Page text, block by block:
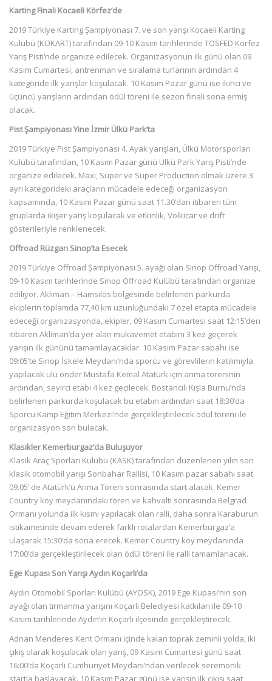
Karting Finali Kocaeli Körfez’de
2019 Türkiye Karting Şampiyonası 7. ve son yarışı Kocaeli Karting
Kulübü (KOKART) tarafından 09-10 Kasım tarihlerinde TOSFED Körfez
Yarış Pisti‘nde organize edilecek. Organizasyonun ilk günü olan 09
Kasım Cumartesi, antrenman ve sıralama turlarının ardından 4
kategoride ilk yarışlar koşulacak. 10 Kasım Pazar günü ise ikinci ve
üçüncü yarışların ardından ödül töreni ile sezon finali sona ermiş
olacak.
Pist Şampiyonası Yine İzmir Ülkü Park’ta
2019 Türkiye Pist Şampiyonası 4. Ayak yarışları, Ülkü Motorsporları
Kulübü tarafından, 10 Kasım Pazar günü Ülkü Park Yarış Pisti’nde
organize edilecek. Maxi, Süper ve Super Production olmak üzere 3
ayrı kategorideki araçların mücadele edeceği organizasyon
kapsamında, 10 Kasım Pazar günü saat 11.30’dan itibaren tüm
gruplarda ikişer yarış koşulacak ve etkinlik, Volkicar ve drift
gösterileriyle renklenecek.
Offroad Rüzgarı Sinop’ta Esecek
2019 Türkiye Offroad Şampiyonası 5. ayağı olan Sinop Offroad Yarışı,
09-10 Kasım tarihlerinde Sinop Offroad Kulübü tarafından organize
ediliyor. Akliman – Hamsilos bölgesinde belirlenen parkurda
ekiplerin toplamda 77,40 km uzunluğundaki 7 özel etapta mücadele
edeceği organizasyonda, ekipler, 09 Kasım Cumartesi saat 12:15’den
itibaren Akliman’da yer alan mukavemet etabını 3 kez geçerek
yarışın ilk gününü tamamlayacaklar. 10 Kasım Pazar sabahı ise
09:05’te Sinop İskele Meydanı’nda sporcu ve görevlilerin katılımıyla
yapılacak ulu önder Mustafa Kemal Atatürk için anma töreninin
ardından, seyirci etabı 4 kez geçilecek. Bostancılı Kışla Burnu’nda
belirlenen parkurda koşulacak bu etabın ardından saat 18:30’da
Sporcu Kamp Eğitim Merkezi’nde gerçekleştirilecek ödül töreni ile
organizasyon son bulacak.
Klasikler Kemerburgaz’da Buluşuyor
Klasik Araç Sporları Kulübü (KASK) tarafından düzenlenen yılın son
klasik otomobil yarışı Sonbahar Rallisi, 10 Kasım pazar sabahı saat
09.05’ de Atatürk’ü Anma Töreni sonrasında start alacak. Kemer
Country köy meydanındaki tören ve kahvaltı sonrasında Belgrad
Ormanı yolunda ilk kısmı yapılacak olan ralli, daha sonra Karaburun
istikametinde devam ederek farklı rotalardan Kemerburgaz’a
ulaşarak 15:30’da sona erecek. Kemer Country köy meydanında
17:00’da gerçekleştirilecek olan ödül töreni ile ralli tamamlanacak.
Ege Kupası Son Yarışı Aydın Koçarlı’da
Aydın Otomobil Sporları Kulübü (AYOSK), 2019 Ege Kupası’nın son
ayağı olan tırmanma yarışını Koçarlı Belediyesi katkıları ile 09-10
Kasım tarihlerinde Aydın’ın Koçarlı ilçesinde gerçekleştirecek.
Adnan Menderes Kent Ormanı içinde kalan toprak zeminli yolda, iki
çıkış olarak koşulacak olan yarış, 09 Kasım Cumartesi günü saat
16:00’da Koçarlı Cumhuriyet Meydanı’ndan verilecek seremonik
startla başlayacak. 10 Kasım Pazar günü ise yarışın ilk çıkışı saat